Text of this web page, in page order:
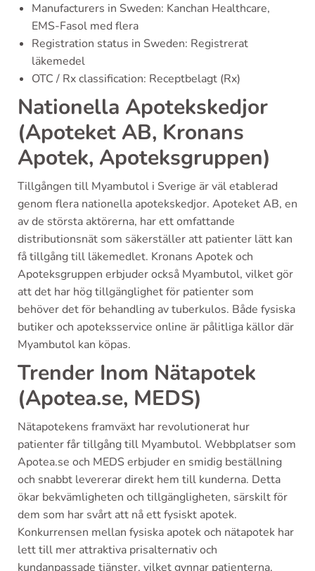
Manufacturers in Sweden: Kanchan Healthcare,
EMS-Fasol med flera
Registration status in Sweden: Registrerat
läkemedel
OTC / Rx classification: Receptbelagt (Rx)
Nationella Apotekskedjor
(Apoteket AB, Kronans
Apotek, Apoteksgruppen)
Tillgången till Myambutol i Sverige är väl etablerad
genom flera nationella apotekskedjor. Apoteket AB, en
av de största aktörerna, har ett omfattande
distributionsnät som säkerställer att patienter lätt kan
få tillgång till läkemedlet. Kronans Apotek och
Apoteksgruppen erbjuder också Myambutol, vilket gör
att det har hög tillgänglighet för patienter som
behöver det för behandling av tuberkulos. Både fysiska
butiker och apoteksservice online är pålitliga källor där
Myambutol kan köpas.
Trender Inom Nätapotek
(Apotea.se, MEDS)
Nätapotekens framväxt har revolutionerat hur
patienter får tillgång till Myambutol. Webbplatser som
Apotea.se och MEDS erbjuder en smidig beställning
och snabbt levererar direkt hem till kunderna. Detta
ökar bekvämligheten och tillgängligheten, särskilt för
dem som har svårt att nå ett fysiskt apotek.
Konkurrensen mellan fysiska apotek och nätapotek har
lett till mer attraktiva prisalternativ och
kundanpassade tjänster, vilket gynnar patienterna.